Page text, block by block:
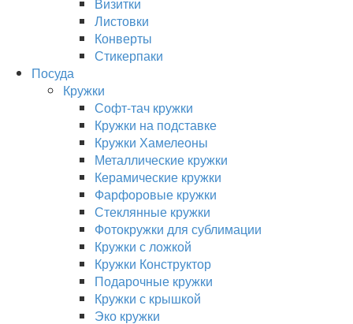
Листовки
Конверты
Стикерпаки
Посуда
Кружки
Софт-тач кружки
Кружки на подставке
Кружки Хамелеоны
Металлические кружки
Керамические кружки
Фарфоровые кружки
Стеклянные кружки
Фотокружки для сублимации
Кружки с ложкой
Кружки Конструктор
Подарочные кружки
Кружки с крышкой
Эко кружки